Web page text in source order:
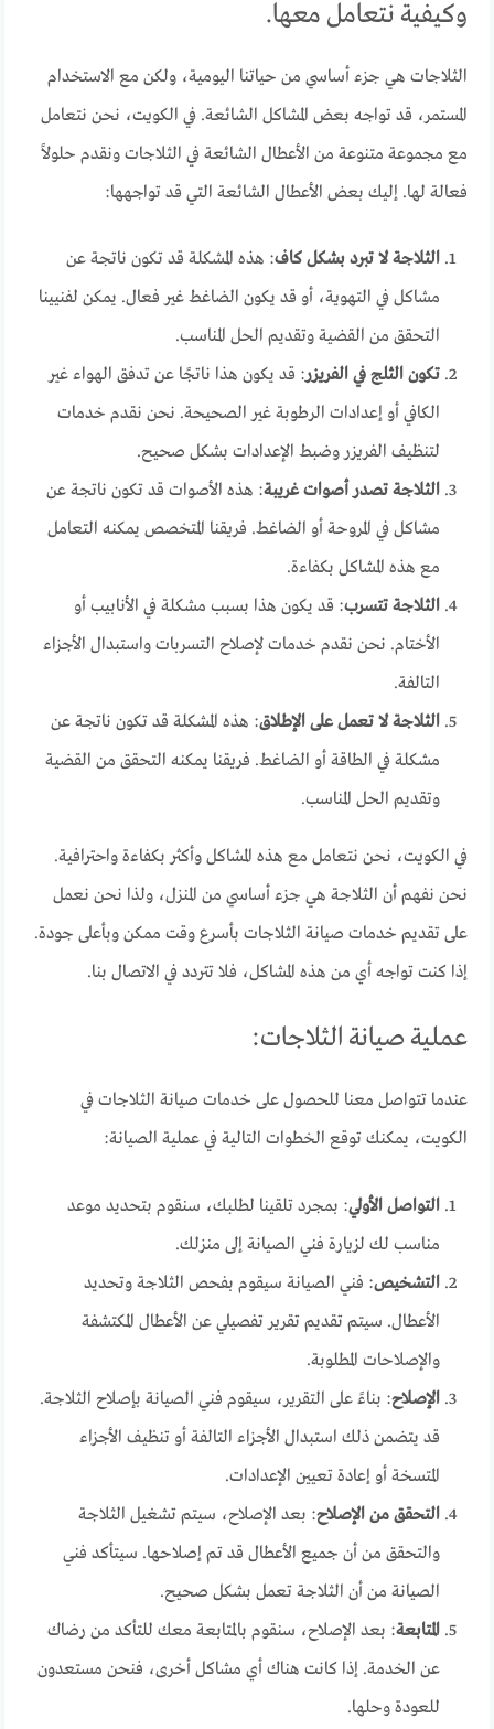
وكيفية نتعامل معها.
الثلاجات هي جزء أساسي من حياتنا اليومية، ولكن مع الاستخدام
المستمر، قد تواجه بعض المشاكل الشائعة. في الكويت، نحن نتعامل
مع مجموعة متنوعة من الأعطال الشائعة في الثلاجات ونقدم حلولاً
فعالة لها. إليك بعض الأعطال الشائعة التي قد تواجهها:
الثلاجة لا تبرد بشكل كاف: هذه المشكلة قد تكون ناتجة عن
مشاكل في التهوية، أو قد يكون الضاغط غير فعال. يمكن لفنيينا
التحقق من القضية وتقديم الحل المناسب.
تكون الثلج في الفريزر: قد يكون هذا ناتجًا عن تدفق الهواء غير
الكافي أو إعدادات الرطوبة غير الصحيحة. نحن نقدم خدمات
لتنظيف الفريزر وضبط الإعدادات بشكل صحيح.
الثلاجة تصدر أصوات غريبة: هذه الأصوات قد تكون ناتجة عن
مشاكل في المروحة أو الضاغط. فريقنا المتخصص يمكنه التعامل
مع هذه المشاكل بكفاءة.
الثلاجة تتسرب: قد يكون هذا بسبب مشكلة في الأنابيب أو
الأختام. نحن نقدم خدمات لإصلاح التسربات واستبدال الأجزاء
التالفة.
الثلاجة لا تعمل على الإطلاق: هذه المشكلة قد تكون ناتجة عن
مشكلة في الطاقة أو الضاغط. فريقنا يمكنه التحقق من القضية
وتقديم الحل المناسب.
في الكويت، نحن نتعامل مع هذه المشاكل وأكثر بكفاءة واحترافية.
نحن نفهم أن الثلاجة هي جزء أساسي من المنزل، ولذا نحن نعمل
على تقديم خدمات صيانة الثلاجات بأسرع وقت ممكن وبأعلى جودة.
إذا كنت تواجه أي من هذه المشاكل، فلا تتردد في الاتصال بنا.
عملية صيانة الثلاجات:
عندما تتواصل معنا للحصول على خدمات صيانة الثلاجات في
الكويت، يمكنك توقع الخطوات التالية في عملية الصيانة:
التواصل الأولي: بمجرد تلقينا لطلبك، سنقوم بتحديد موعد
مناسب لك لزيارة فني الصيانة إلى منزلك.
التشخيص: فني الصيانة سيقوم بفحص الثلاجة وتحديد
الأعطال. سيتم تقديم تقرير تفصيلي عن الأعطال المكتشفة
والإصلاحات المطلوبة.
الإصلاح: بناءً على التقرير، سيقوم فني الصيانة بإصلاح الثلاجة.
قد يتضمن ذلك استبدال الأجزاء التالفة أو تنظيف الأجزاء
المتسخة أو إعادة تعيين الإعدادات.
التحقق من الإصلاح: بعد الإصلاح، سيتم تشغيل الثلاجة
والتحقق من أن جميع الأعطال قد تم إصلاحها. سيتأكد فني
الصيانة من أن الثلاجة تعمل بشكل صحيح.
المتابعة: بعد الإصلاح، سنقوم بالمتابعة معك للتأكد من رضاك
عن الخدمة. إذا كانت هناك أي مشاكل أخرى، فنحن مستعدون
للعودة وحلها.